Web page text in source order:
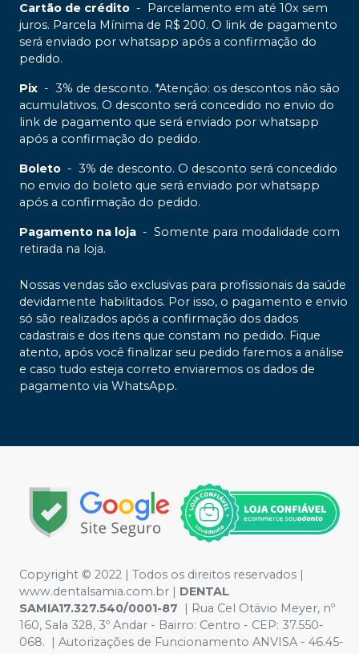
Cartão de crédito -
Parcelamento em até 10x sem
juros. Parcela Mínima de R$ 200. O link de pagamento
será enviado por whatsapp após a confirmação do
pedido.
Pix - 3% de desconto. *Atenção: os descontos não são
acumulativos. O desconto será concedido no envio do
link de pagamento que será enviado por whatsapp
após a confirmação do pedido.
Boleto - 3% de desconto. O desconto será concedido
no envio do boleto que será enviado por whatsapp
após a confirmação do pedido.
Pagamento na loja - Somente para modalidade com
retirada na loja.
Nossas vendas são exclusivas para profissionais da saúde
devidamente habilitados. Por isso, o pagamento e envio
só são realizados após a confirmação dos dados
cadastrais e dos itens que constam no pedido. Fique
atento, após você finalizar seu pedido faremos a análise
e caso tudo esteja correto enviaremos os dados de
pagamento via WhatsApp.
Copyright © 2022 | Todos os direitos reservados |
www.dentalsamia.com.br | DENTAL
SAMIA17.327.540/0001-87 | Rua Cel Otávio Meyer, nº
160, Sala 328, 3º Andar - Bairro: Centro - CEP: 37.550-
068. | Autorizações de Funcionamento ANVISA - 46.45-